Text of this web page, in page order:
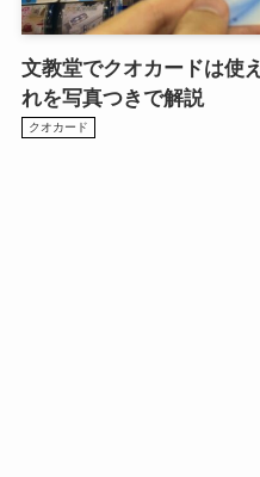
文教堂でクオカードは使
れを写真つきで解説
クオカード